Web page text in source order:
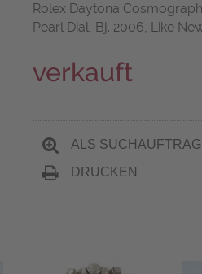
Rolex Daytona
Pearl Dial, Bj. 2006, Like
verkauft
ALS
DRUCKEN